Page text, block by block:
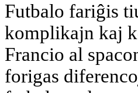
Futbalo fariĝis
komplikajn kaj
Francio al
forigas